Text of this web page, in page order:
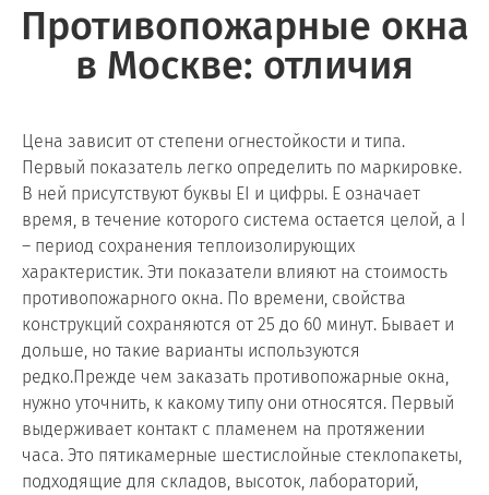
Противопожарные окна
в Москве: отличия
Цена зависит от степени огнестойкости и типа.
Первый показатель легко определить по маркировке.
В ней присутствуют буквы EI и цифры. E означает
время, в течение которого система остается целой, а I
– период сохранения теплоизолирующих
характеристик. Эти показатели влияют на стоимость
противопожарного окна. По времени, свойства
конструкций сохраняются от 25 до 60 минут. Бывает и
дольше, но такие варианты используются
редко.Прежде чем заказать противопожарные окна,
нужно уточнить, к какому типу они относятся. Первый
выдерживает контакт с пламенем на протяжении
часа. Это пятикамерные шестислойные стеклопакеты,
подходящие для складов, высоток, лабораторий,